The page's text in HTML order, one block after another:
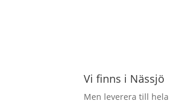
Vi finns i Nässjö
Men leverera till hela